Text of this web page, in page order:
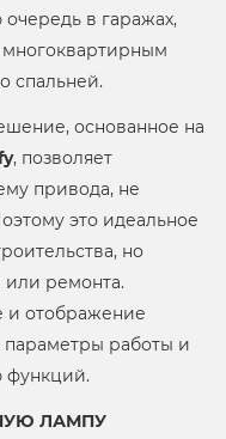
в гаражах,
спальней.
основанное на
, позволяет
привода, не
это идеальное
но
ремонта.
и отображение
работы и
функций.
ЛАМПУ